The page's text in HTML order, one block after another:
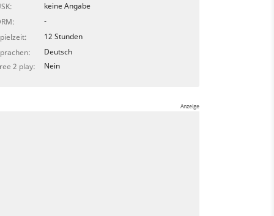
keine Angabe
-
12 Stunden
Deutsch
2 play:
Nein